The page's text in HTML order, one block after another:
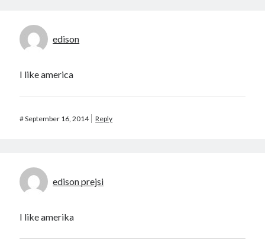
edison
I like america
#September 16, 2014 Reply
edison prejsi
I like amerika